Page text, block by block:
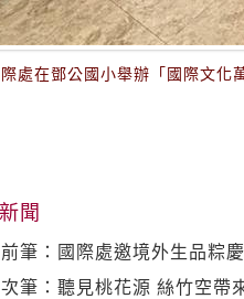
處在鄧公國小舉辦「國際文化
聞
前筆：國際處邀境外生品粽
次筆：聽見桃花源 絲竹空帶